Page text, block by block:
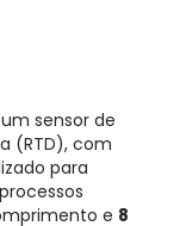
sensor de
(RTD), com
para
e 8